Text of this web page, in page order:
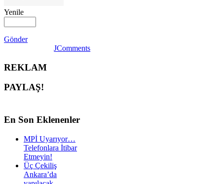
Yenile
Gönder
JComments
REKLAM
PAYLAŞ!
En Son Eklenenler
MPİ Uyarıyor…
Telefonlara İtibar
Etmeyin!
Üç Çekiliş
Ankara’da